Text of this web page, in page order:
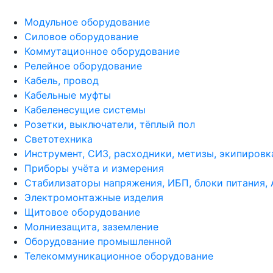
Модульное оборудование
Силовое оборудование
Коммутационное оборудование
Релейное оборудование
Кабель, провод
Кабельные муфты
Кабеленесущие системы
Розетки, выключатели, тёплый пол
Светотехника
Инструмент, СИЗ, расходники, метизы,
Приборы учёта и измерения
Стабилизаторы напряжения, ИБП, блоки питания,
Электромонтажные изделия
Щитовое оборудование
Молниезащита, заземление
Оборудование промышленной
Телекоммуникационное оборудование